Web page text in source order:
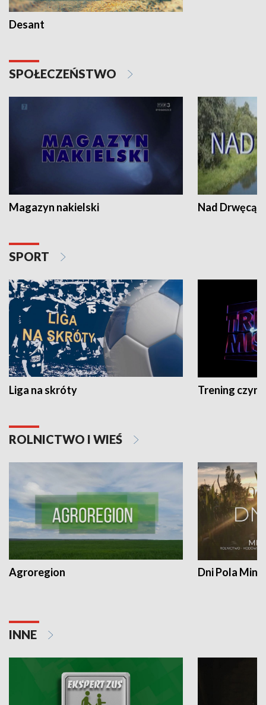
Desant
SPOŁECZEŃSTWO
Magazyn nakielski Nad Drwęcą
SPORT
Liga na skróty Trening czyni
ROLNICTWO I WIEŚ
Agroregion Dni Pola
INNE